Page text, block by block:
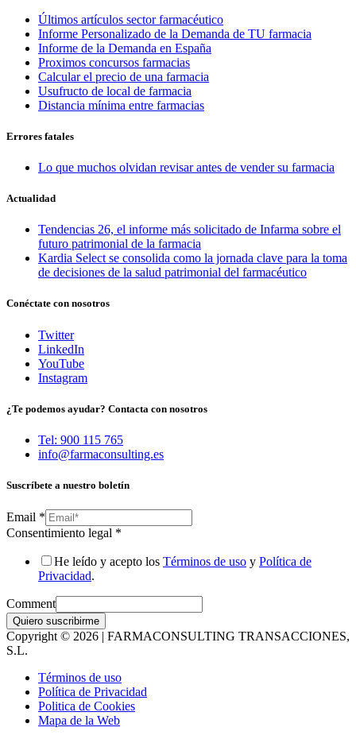
Últimos artículos sector farmacéutico
Informe Personalizado de la Demanda de TU farmacia
Informe de la Demanda en España
Proximos concursos farmacias
Calcular el precio de una farmacia
Usufructo de local de farmacia
Distancia mínima entre farmacias
Errores fatales
Lo que muchos olvidan revisar antes de vender su farmacia
Actualidad
Tendencias 26, el informe más solicitado de Infarma sobre el
futuro patrimonial de la farmacia
Kardia Select se consolida como la jornada clave para la toma
de decisiones de la salud patrimonial del farmacéutico
Conéctate con nosotros
Twitter
LinkedIn
YouTube
Instagram
¿Te podemos ayudar? Contacta con nosotros
Tel: 900 115 765
info@farmaconsulting.es
Suscríbete a nuestro boletín
Email *
Consentimiento legal *
He leído y acepto los Términos de uso y Política de
Privacidad.
Comment
Quiero suscribirme
Copyright © 2026 | FARMACONSULTING TRANSACCIONES,
S.L.
Términos de uso
Política de Privacidad
Politica de Cookies
Mapa de la Web